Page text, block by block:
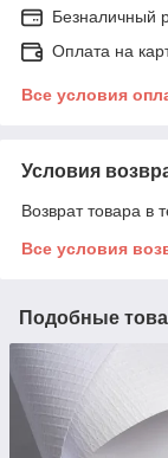
Безналичный
Оплата на
Все условия
Условия
Возврат товара в
Все условия
Подобные